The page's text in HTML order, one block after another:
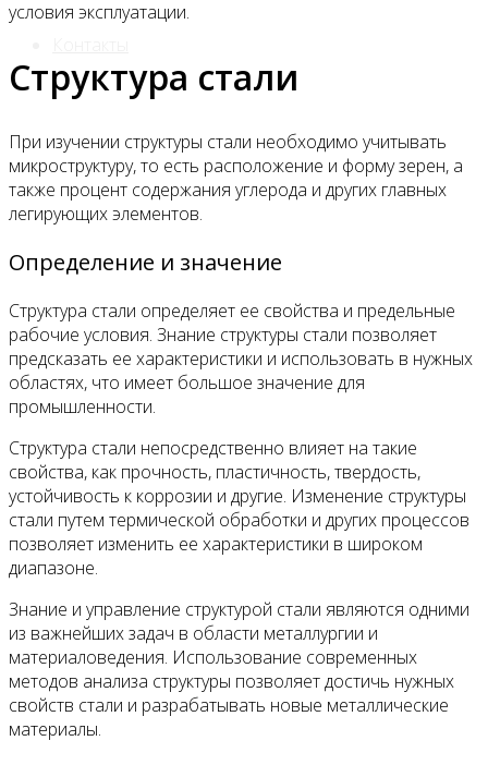
условия эксплуатации.
Структура стали
При изучении структуры стали необходимо учитывать
микроструктуру, то есть расположение и форму зерен, а
также процент содержания углерода и других главных
легирующих элементов.
Определение и значение
Структура стали определяет ее свойства и предельные
рабочие условия. Знание структуры стали позволяет
предсказать ее характеристики и использовать в нужных
областях, что имеет большое значение для
промышленности.
Структура стали непосредственно влияет на такие
свойства, как прочность, пластичность, твердость,
устойчивость к коррозии и другие. Изменение структуры
стали путем термической обработки и других процессов
позволяет изменить ее характеристики в широком
диапазоне.
Знание и управление структурой стали являются одними
из важнейших задач в области металлургии и
материаловедения. Использование современных
методов анализа структуры позволяет достичь нужных
свойств стали и разрабатывать новые металлические
материалы.